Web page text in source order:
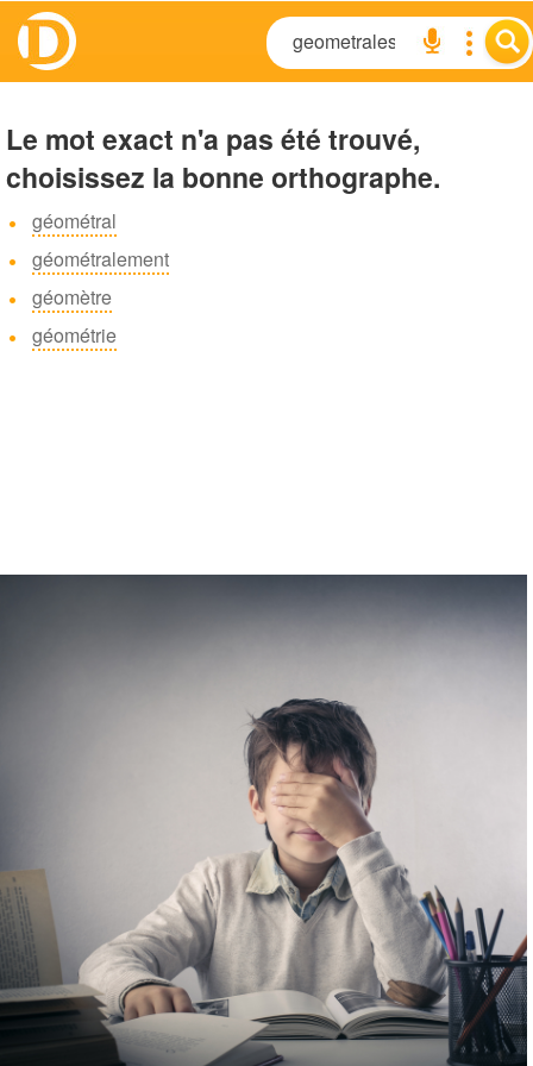
Le mot exact n'a pas été trouvé,
choisissez la bonne orthographe.
géométral
géométralement
géomètre
géométrie